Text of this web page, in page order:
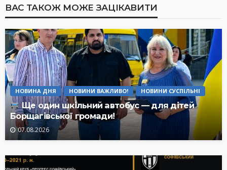
ВАС ТАКОЖ МОЖЕ ЗАЦІКАВИТИ
НОВИНА ДНЯ НОВИНИ ВАЖЛИВО! НОВИНИ СУСПІЛЬНІ
Ще один шкільний автобус — для дітей
Борщагівської громади!
07.08.2026